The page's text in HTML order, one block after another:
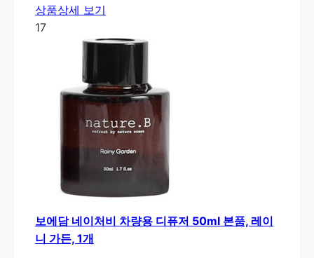
상품상세 보기
17
보에담 네이처비 차량용 디퓨저 50ml 본품, 레이
니 가든, 1개